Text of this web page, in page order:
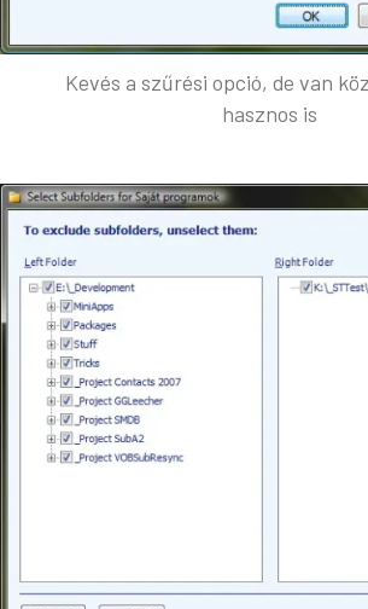
Kevés a szűrési opció, de van
hasznos is